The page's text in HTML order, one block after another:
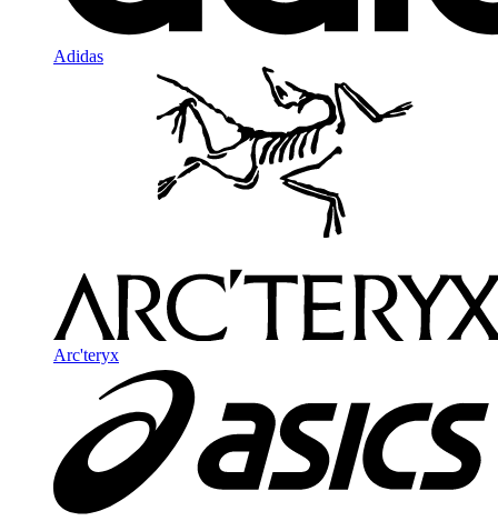
Adidas
Arc'teryx